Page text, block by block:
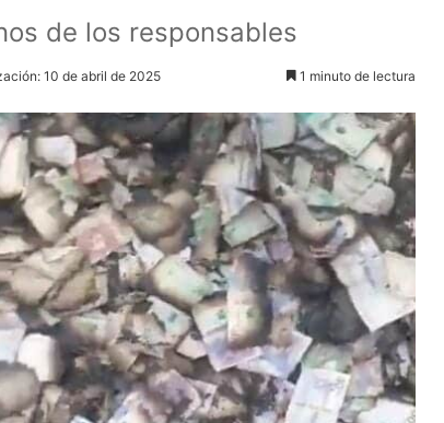
de los responsables
10 de abril de 2025 1 minuto de lectura